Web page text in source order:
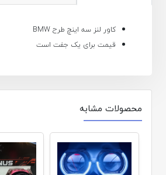
کاور لنز سه اینچ طرح BMW
قیمت برای یک جفت است
محصولات مشابه